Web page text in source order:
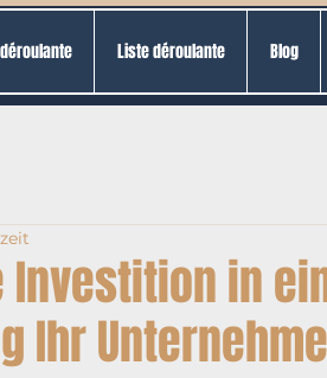
Liste déroulante Blog
Investition in
Ihr